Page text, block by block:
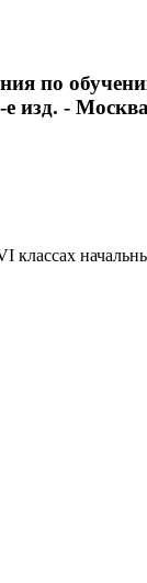
по
изд. -
классах